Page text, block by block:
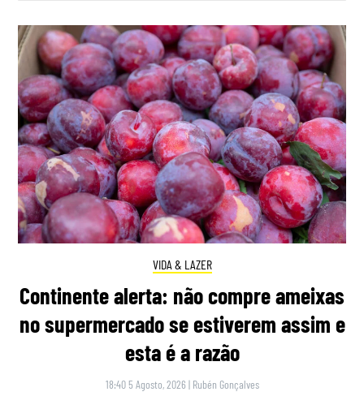
VIDA & LAZER
Continente alerta: não compre ameixas
no supermercado se estiverem assim e
esta é a razão
18:40 5 Agosto, 2026 | Rubén Gonçalves